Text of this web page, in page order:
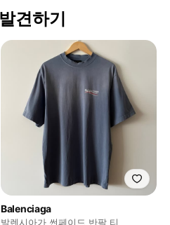
견하기
Balenciaga
발렌시아가 썬페이드 반팔 티